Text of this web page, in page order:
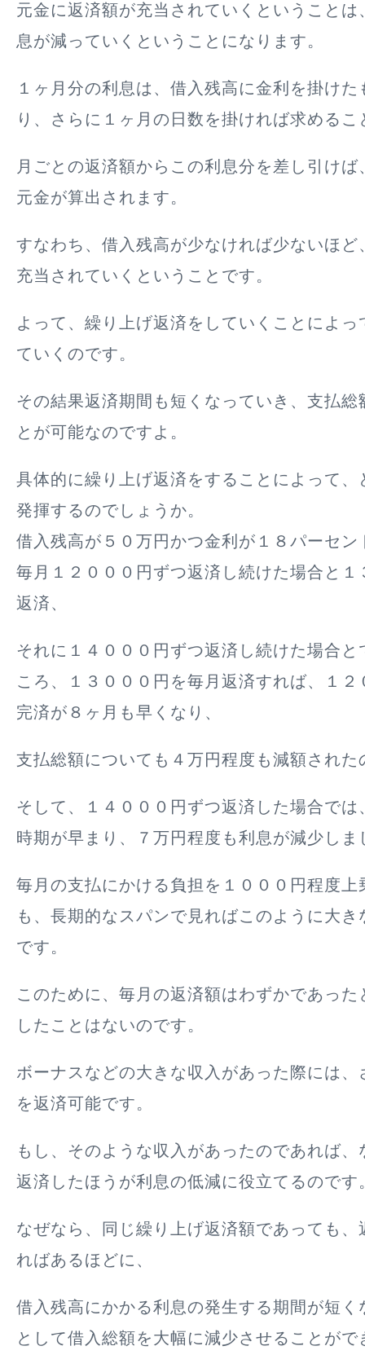
元金に返済額が充当されていくということは
息が減っていくということになります。
１ヶ月分の利息は、借入残高に金利を掛け
り、さらに１ヶ月の日数を掛ければ求める
月ごとの返済額からこの利息分を差し引け
元金が算出されます。
すなわち、 借入残高が少なければ少ないほど
充当されていくということです。
よって、 繰り上げ返済をしていくことによっ
ていくのです。
その結果返済期間も短くなっていき、支払総
とが可能なのですよ。
具体的に繰り上げ返済をすることによって、
発揮するのでしょうか。
借入残高が５０万円かつ金利が１８パーセン
毎月１２０００円ずつ返済し続けた場合と１
返済、
それに１４０００円ずつ返済し続けた場合と
ころ、１３０００円を毎月返済すれば、１
完済が８ヶ月も早くなり、
支払総額についても４万円程度も減額された
そして、１４０００円ずつ返済した場合では
時期が早まり、７万円程度も利息が減少しま
毎月の支払にかける負担を１０００円程度上
も、長期的なスパンで見ればこのように大
です。
このために、毎月の返済額はわずかであっ
したことはないのです。
ボーナスなどの大きな収入があった際には、
を返済可能です。
もし、そのような収入があったのであれば
返済したほうが利息の低減に役立てるのです
なぜなら、同じ繰り上げ返済額であっても、
ればあるほどに、
借入残高にかかる利息の発生する期間が短く
として借入総額を大幅に減少させることがで